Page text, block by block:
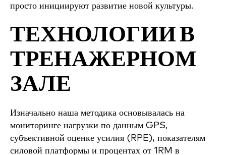
просто инициируют развитие новой культуры.
ТЕХНОЛОГИИ В
ТРЕНАЖЕРНОМ
ЗАЛЕ
Изначально наша методика основывалась на
мониторинге нагрузки по данным GPS,
субъективной оценке усилия (RPE), показателям
силовой платформы и процентах от 1RM в